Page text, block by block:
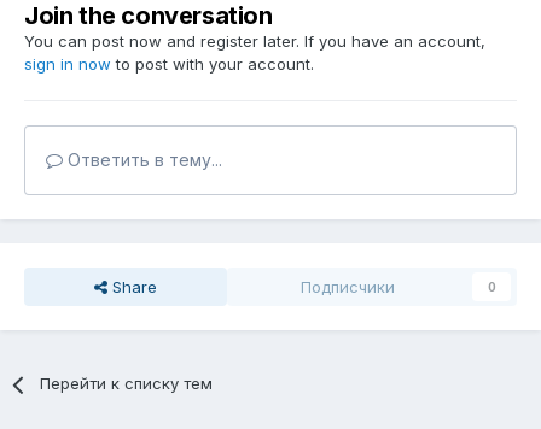
Join the conversation
You can post now and register later. If you have an account,
sign in now to post with your account.
Ответить в тему...
Share Подписчики 0
Перейти к списку тем